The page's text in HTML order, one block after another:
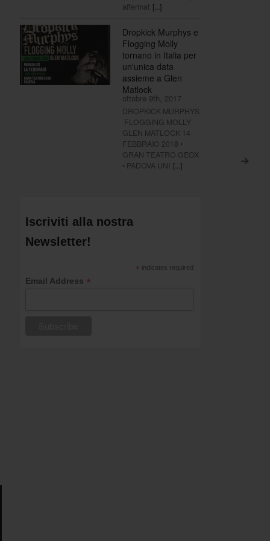
>
affermat [...]
Dropkick Murphys e
Flogging Molly
tornano in Italia per
un'unica data
assieme a Glen
Matlock
ottobre 9th, 2017
DROPKICK MURPHYS
FLOGGING MOLLY
GLEN MATLOCK 14
FEBBRAIO 2018 •
GRAN TEATRO GEOX
• PADOVA UNI [...]
Iscriviti alla nostra
Newsletter!
* indicates required
Email Address *